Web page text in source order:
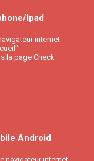
Ipad
internet
la page Check
Android